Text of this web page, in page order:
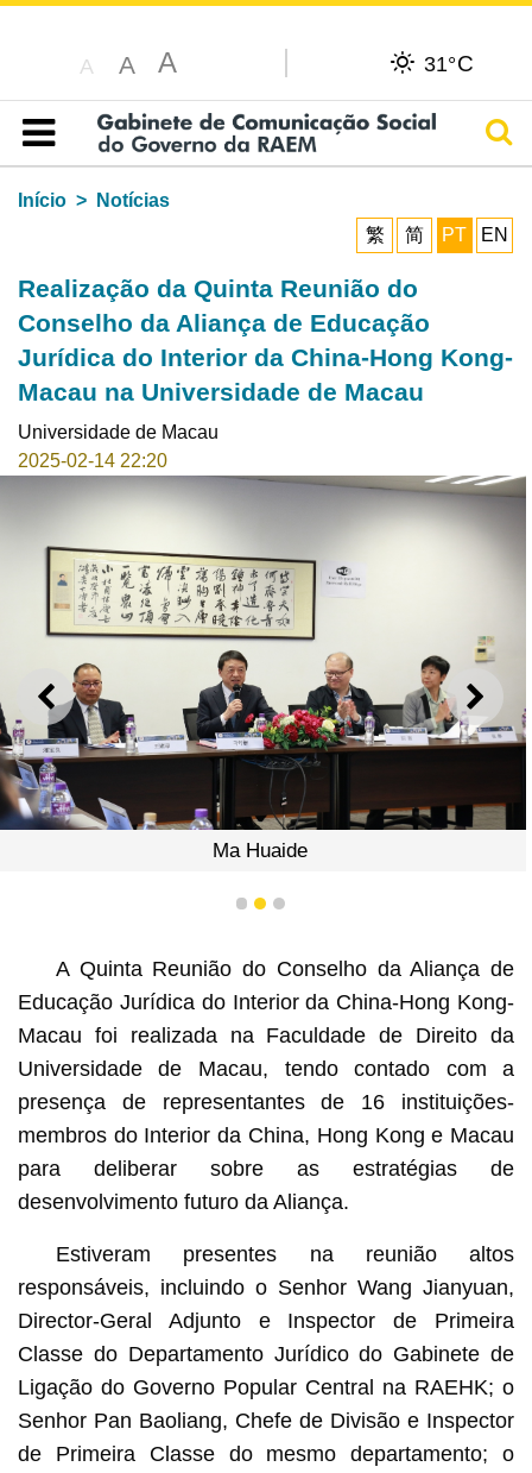
A A A 31°C
Índice
Início
Notícias
繁
简 PT EN
Realização da Quinta Reunião do
Conselho da Aliança de Educação
Jurídica do Interior da China-Hong Kong-
Macau na Universidade de Macau
Universidade de Macau
2025-02-14 22:20
ANTERIOR
1 2 3
A Quinta Reunião do Conselho da Aliança de
Educação Jurídica do Interior da China-Hong Kong-
Macau foi realizada na Faculdade de Direito da
Universidade de Macau, tendo contado com a
presença de representantes de 16 instituições-
membros do Interior da China, Hong Kong e Macau
para deliberar sobre as estratégias de
desenvolvimento futuro da Aliança.
Estiveram presentes na reunião altos
responsáveis, incluindo o Senhor Wang Jianyuan,
Director-Geral Adjunto e Inspector de Primeira
Classe do Departamento Jurídico do Gabinete de
Ligação do Governo Popular Central na RAEHK; o
Senhor Pan Baoliang, Chefe de Divisão e Inspector
de Primeira Classe do mesmo departamento; o